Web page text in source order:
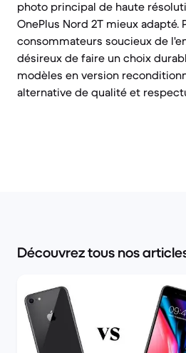
photo principal de haute
OnePlus Nord 2T mieux adapté.
consommateurs soucieux de
désireux de faire un choix
modèles en version
alternative de qualité et
Découvrez tous nos